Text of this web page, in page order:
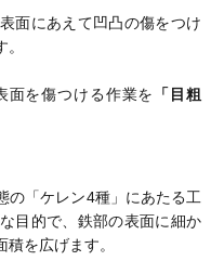
面にあえて凹凸の傷をつけ
面を傷つける作業を
「目粗
の「ケレン4種」にあたる工
目的で、鉄部の表面に細か
を広げます。